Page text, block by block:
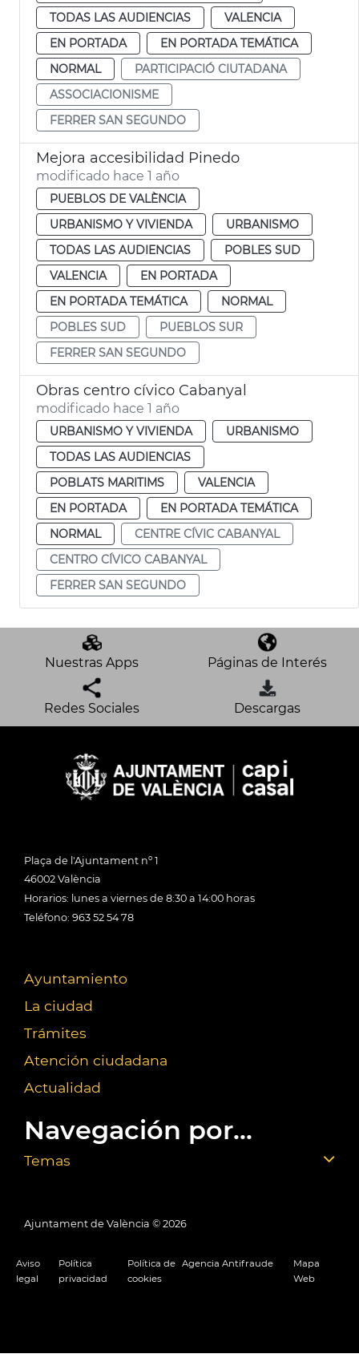
TODAS LAS AUDIENCIAS
VALENCIA
EN PORTADA
EN PORTADA TEMÁTICA
NORMAL
PARTICIPACIÓ CIUTADANA
ASSOCIACIONISME
FERRER SAN SEGUNDO
Mejora accesibilidad Pinedo
modificado hace 1 año
PUEBLOS DE VALÈNCIA
URBANISMO Y VIVIENDA
URBANISMO
TODAS LAS AUDIENCIAS
POBLES SUD
VALENCIA
EN PORTADA
EN PORTADA TEMÁTICA
NORMAL
POBLES SUD
PUEBLOS SUR
FERRER SAN SEGUNDO
Obras centro cívico Cabanyal
modificado hace 1 año
URBANISMO Y VIVIENDA
URBANISMO
TODAS LAS AUDIENCIAS
POBLATS MARITIMS
VALENCIA
EN PORTADA
EN PORTADA TEMÁTICA
NORMAL
CENTRE CÍVIC CABANYAL
CENTRO CÍVICO CABANYAL
FERRER SAN SEGUNDO
Nuestras Apps Páginas de Interés
Redes Sociales Descargas
Plaça de l'Ajuntament nº 1
46002 València
Horarios: lunes a viernes de 8:30 a 14:00 horas
Teléfono: 963 52 54 78
Ayuntamiento
La ciudad
Trámites
Atención ciudadana
Actualidad
Navegación por...
Temas
Ajuntament de València © 2026
Aviso
legal
Política
privacidad
Política de
cookies
Agencia Antifraude
Mapa
Web